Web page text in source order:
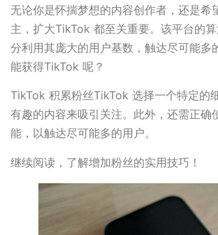
无论你是怀揣梦想的内容创作者，还是希
主，扩大TikTok 都至关重要。该平台的
分利用其庞大的用户基数，触达尽可能多
能获得TikTok 呢？
TikTok 积累粉丝TikTok 选择一个特定的
有趣的内容来吸引关注。此外，还需正确
能，以触达尽可能多的用户。
继续阅读，了解增加粉丝的实用技巧！